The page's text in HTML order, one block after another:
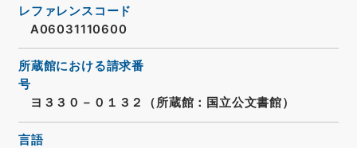
レファレンスコード
A06031110600
所蔵館における請求番
号
ヨ３３０－０１３２（所蔵館：国立公文書館）
言語